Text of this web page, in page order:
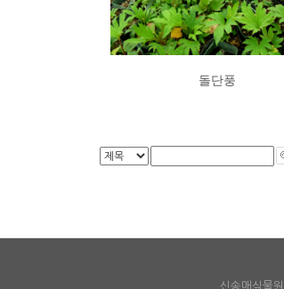
돌단풍
신송매식물